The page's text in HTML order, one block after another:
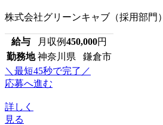
株式会社グリーンキャブ（採用部門）
給与 月収例450,000円
勤務地 神奈川県 鎌倉市
＼最短45秒で完了／
応募へ進む
詳しく
見る